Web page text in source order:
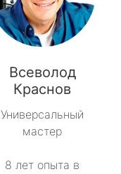
Всеволод
Краснов
Универсальный
мастер
8 лет опыта в